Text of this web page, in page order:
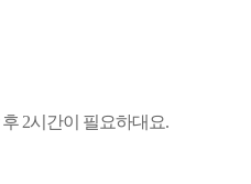
2시간이 필요하대요.